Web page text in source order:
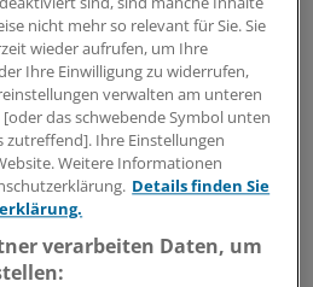
Arthritis unter
stabil? – Von wegen!
vermehrt Osteoporose-
chronischen Inflammation.
unter modernen Therapien
Knochendichteverlust
nicht mehr so relevant für Sie. Sie
wieder aufrufen, um Ihre
Ihre Einwilligung zu widerrufen,
verwalten am unteren
das schwebende Symbol unten
zutreffend]. Ihre Einstellungen
Weitere Informationen
Details finden Sie
verarbeiten Daten, um